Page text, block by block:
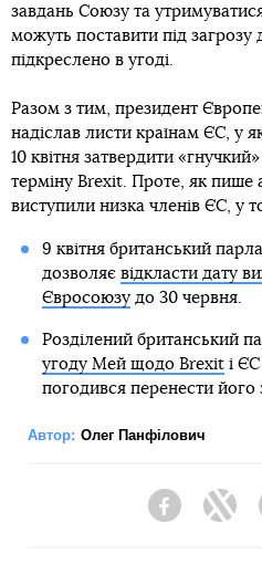
завдань Союзу та
можуть поставити під
підкреслено в угоді.
Разом з тим, президент
надіслав листи країнам ЄС, у
10 квітня затвердити
терміну Brexit. Проте, як пише
виступили низка членів ЄС, у
9 квітня британський
дозволяє відкласти дату
Євросоюзудо 30 червня.
Розділений британський
угоду Мей щодо Brexitі ЄС
погодився перенести його
Автор: Олег Панфілович
Facebook